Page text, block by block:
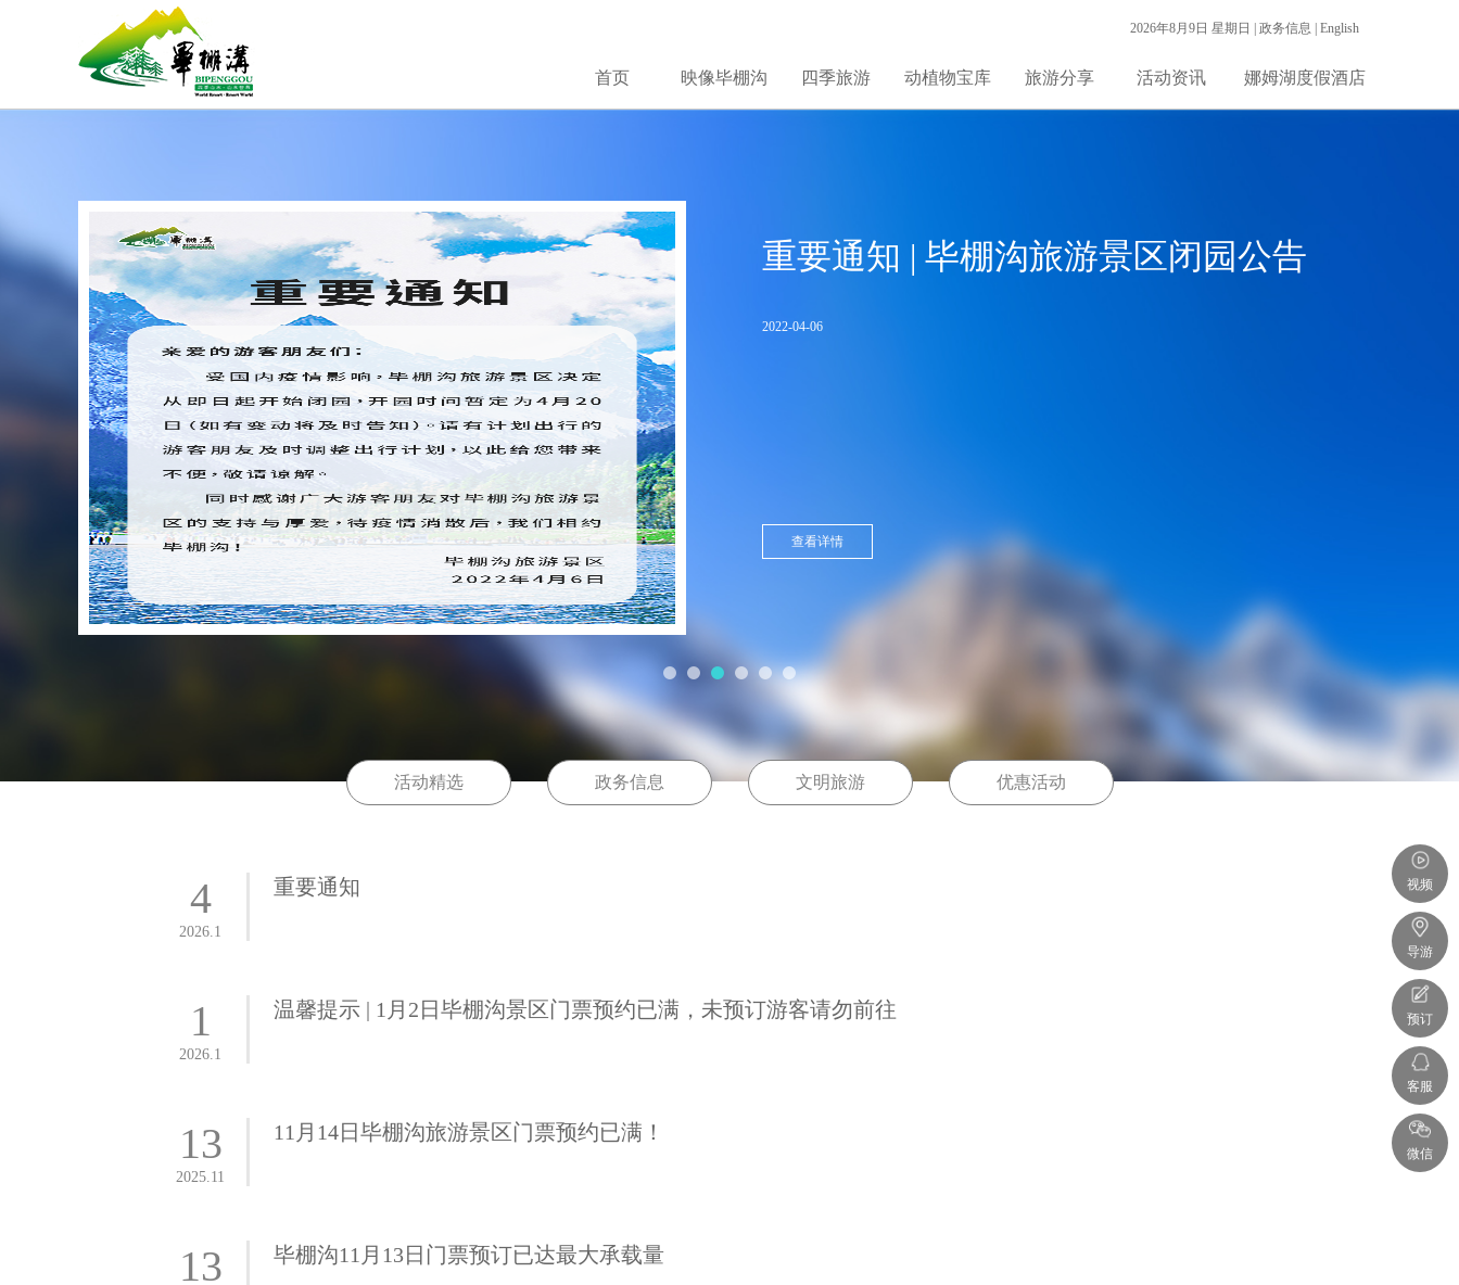
2026年8月9日 星期日 | 政务信息 | English
首页 映像毕棚沟 四季旅游 动植物宝库 旅游分享 活动资讯 娜姆湖度假酒店
视频
导游
预订
客服
微信
重要通知 | 毕棚沟旅游景区闭园公告
2022-04-06
查看详情
活动精选 政务信息 文明旅游 优惠活动
4
2026.1
重要通知
1
2026.1
温馨提示 | 1月2日毕棚沟景区门票预约已满，未预订游客请勿前往
13
2025.11
11月14日毕棚沟旅游景区门票预约已满！
13 毕棚沟11月13日门票预订已达最大承载量